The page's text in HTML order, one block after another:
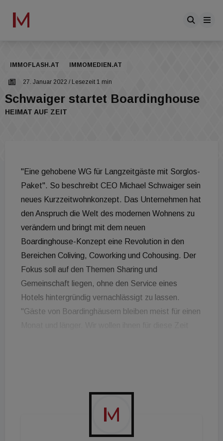
IMMOFLASH.AT IMMOMEDIEN.AT
27. Januar 2022 / Lesezeit 1 min
Schwaiger startet Boardinghouse
HEIMAT AUF ZEIT
"Eine gehobene WG für Langzeitgäste mit Sorglos-
Paket". So beschreibt CEO Michael Schwaiger sein
neues Kurzzeitwohnkonzept. Das Unternehmen hat
den Anspruch die Welt des modernen Wohnens zu
verändern und bringt mit dem neuen
Boardinghouse-Konzept eine Revolution in den
Bereichen Coliving, Coworking und Cohousing. Der
Fokus soll auf den Themen Sharing und
Gemeinschaft liegen, ohne den Service eines
Hotels hintergründig vernachlässigt zu lassen.
"Gäste von Boardinghäusern bleiben meist für einen
die das Nützliche mit dem Gesellschaftlichen
verbinden", erklärt Schwaiger. Die geplanten 35
Apartments werden mit eigener Küche und Bad
versehen und verfügen über einen Wohn- sowie